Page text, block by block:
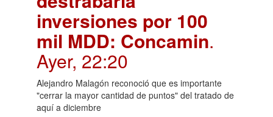
inversiones por 100
mil MDD: Concamin.
Ayer, 22:20
Alejandro Malagón reconoció que es importante
"cerrar la mayor cantidad de puntos" del tratado de
aquí a diciembre